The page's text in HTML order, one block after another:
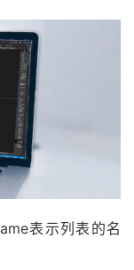
表示列表的名